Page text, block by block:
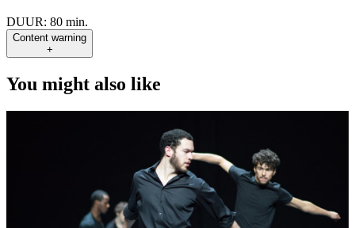
DUUR: 80 min.
Content warning
+
You might also like